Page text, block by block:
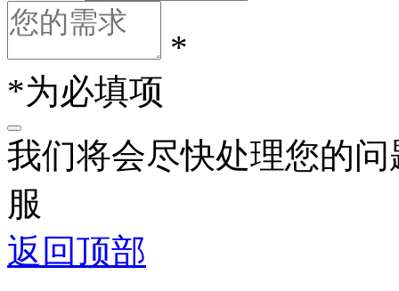
*
*为必填项
我们将会尽快处理您的
服
返回顶部